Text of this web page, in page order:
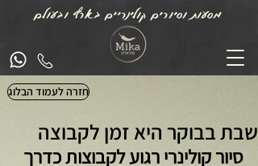
מסעות וסיורים קולינריים בארץ ובעולם
חזרה לעמוד הבלוג
שבת בבוקר היא זמן לקבוצה
סיור קולינרי רגוע לקבוצות כדרך